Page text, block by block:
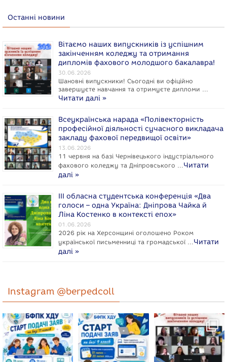
Останні новини
Вітаємо наших випускників із успішним
закінченням коледжу та отримання
дипломів фахового молодшого бакалавра!
30.06.2026
Шановні випускники! Сьогодні ви офіційно
завершуєте навчання та отримуєте дипломи …
Читати далі »
Всеукраїнська нарада «Полівекторність
професійної діяльності сучасного викладача
закладу фахової передвищої освіти»
13.06.2026
11 червня на базі Чернівецького індустріального
фахового коледжу та Дніпровського …Читати
далі »
ІІІ обласна студентська конференція «Два
голоси – одна Україна: Дніпрова Чайка й
Ліна Костенко в контексті епох»
01.06.2026
2026 рік на Херсонщині оголошено Роком
укpaїнcької письменниці та громадської …Читати
далі »
Instagram @berpedcoll